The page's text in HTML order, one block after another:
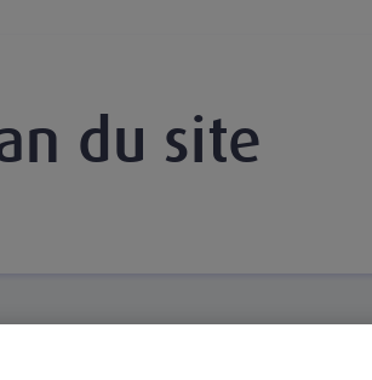
du site